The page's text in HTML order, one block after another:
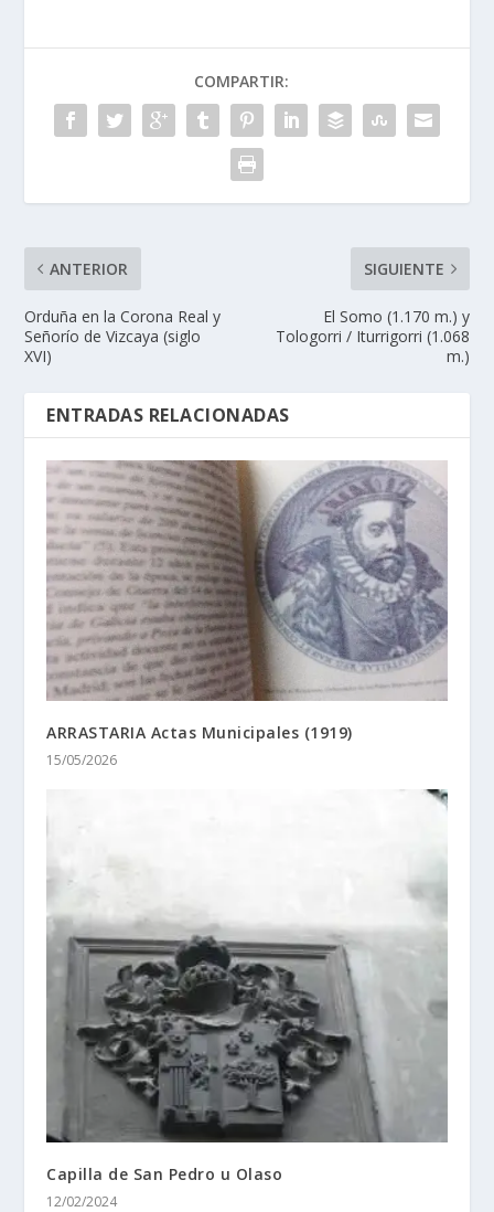
COMPARTIR:
ANTERIOR
Orduña en la Corona Real y
Señorí­o de Vizcaya (siglo
XVI)
SIGUIENTE
El Somo (1.170 m.) y
Tologorri / Iturrigorri (1.068
m.)
ENTRADAS RELACIONADAS
ARRASTARIA Actas Municipales (1919)
15/05/2026
Capilla de San Pedro u Olaso
12/02/2024